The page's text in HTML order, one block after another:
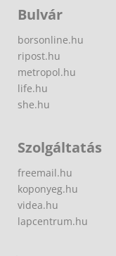
Bulvár
borsonline.hu
ripost.hu
metropol.hu
life.hu
she.hu
Szolgáltatás
freemail.hu
koponyeg.hu
videa.hu
lapcentrum.hu